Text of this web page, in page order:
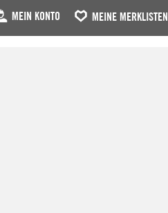
MEIN KONTO MEINE MERKLISTEN